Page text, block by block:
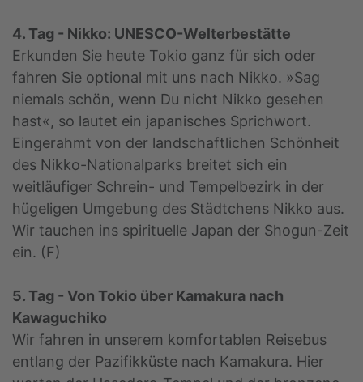
4. Tag - Nikko: UNESCO-Welterbestätte
Erkunden Sie heute Tokio ganz für sich oder
fahren Sie optional mit uns nach Nikko. »Sag
niemals schön, wenn Du nicht Nikko gesehen
hast«, so lautet ein japanisches Sprichwort.
Eingerahmt von der landschaftlichen Schönheit
des Nikko-Nationalparks breitet sich ein
weitläufiger Schrein- und Tempelbezirk in der
hügeligen Umgebung des Städtchens Nikko aus.
Wir tauchen ins spirituelle Japan der Shogun-Zeit
ein. (F)
5. Tag - Von Tokio über Kamakura nach
Kawaguchiko
Wir fahren in unserem komfortablen Reisebus
entlang der Pazifikküste nach Kamakura. Hier